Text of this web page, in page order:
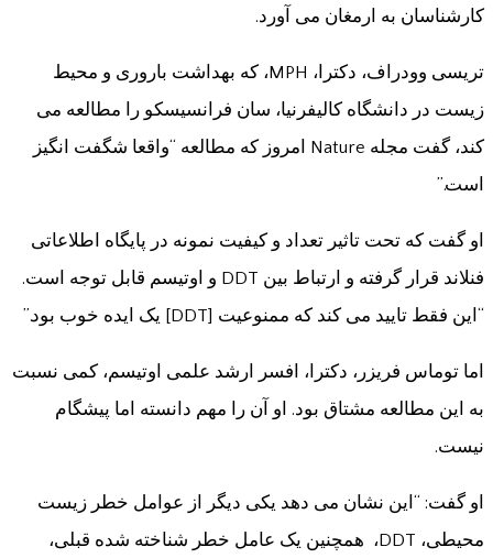
کارشناسان به ارمغان می آورد.
تریسی وودراف، دکترا، MPH، که بهداشت باروری و محیط
زیست در دانشگاه کالیفرنیا، سان فرانسیسکو را مطالعه می
کند، گفت مجله Nature امروز که مطالعه “واقعا شگفت انگیز
است.”
او گفت که تحت تاثیر تعداد و کیفیت نمونه در پایگاه اطلاعاتی
فنلاند قرار گرفته و ارتباط بین DDT و اوتیسم قابل توجه است.
“این فقط تایید می کند که ممنوعیت [DDT] یک ایده خوب بود.”
اما توماس فریزر، دکترا، افسر ارشد علمی اوتیسم، کمی نسبت
به این مطالعه مشتاق بود. او آن را مهم دانسته اما پیشگام
نیست.
او گفت: “این نشان می دهد یکی دیگر از عوامل خطر زیست
محیطی، DDT، همچنین یک عامل خطر شناخته شده قبلی،